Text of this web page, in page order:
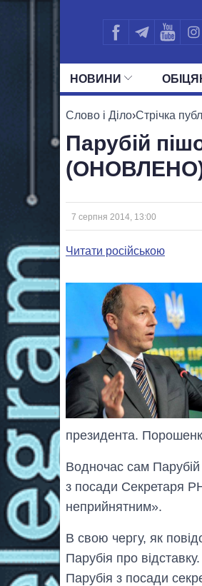
НОВИНИ
УСІ
Слово і Діло›Стрічка
Парубій
7 серпня 2014, 13:00
Читати російською
президента.
Водночас сам Парубій
з посади Секретаря
неприйнятним».
В свою чергу, як
Парубія про
Парубія з посади